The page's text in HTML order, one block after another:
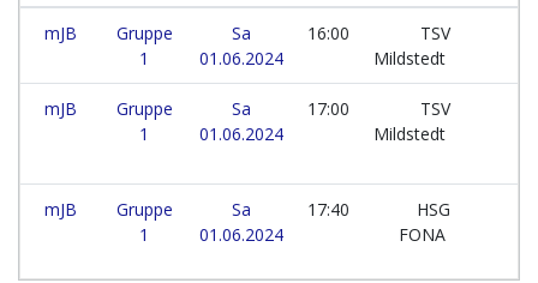
mJB
Gruppe
1
Sa
01.06.2024
16:00
TSV
Mildstedt
mJB
Gruppe
1
Sa
01.06.2024
17:00
TSV
Mildstedt
mJB
Gruppe
1
Sa
01.06.2024
17:40
HSG
FONA